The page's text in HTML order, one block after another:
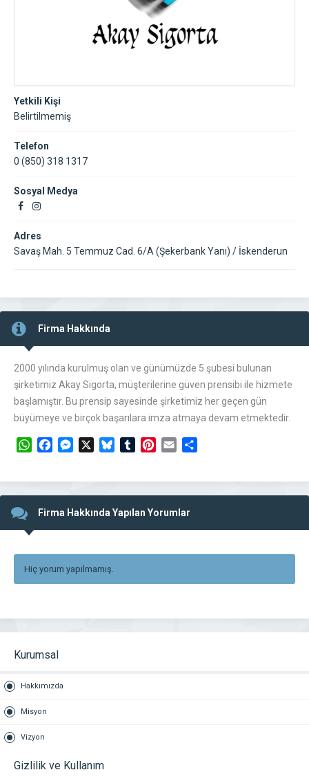
Yetkili Kişi
Belirtilmemiş
Telefon
0 (850) 318 1317
Sosyal Medya
Adres
Savaş Mah. 5 Temmuz Cad. 6/A (Şekerbank Yanı) / İskenderun
Firma Hakkında
2000 yılında kurulmuş olan ve günümüzde 5 şubesi bulunan
şirketimiz Akay Sigorta, müşterilerine güven prensibi ile hizmete
başlamıştır. Bu prensip sayesinde şirketimiz her geçen gün
büyümeye ve birçok başarılara imza atmaya devam etmektedir.
WhatsAppFacebookMessengerBlueskyTumblrPinterest
Email
Firma Hakkında Yapılan Yorumlar
Hiç yorum yapılmamış.
Kurumsal
Hakkımızda
Misyon
Vizyon
Gizlilik ve Kullanım